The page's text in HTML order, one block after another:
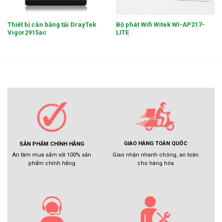
Thiết bị cân bằng tải DrayTek
Vigor2915ac
Bộ phát Wifi Witek WI-AP217-
LITE
SẢN PHẨM CHÍNH HÃNG
An tâm mua sắm với 100% sản
phẩm chính hãng
GIAO HÀNG TOÀN QUỐC
Giao nhận nhanh chóng, an toàn
cho hàng hóa